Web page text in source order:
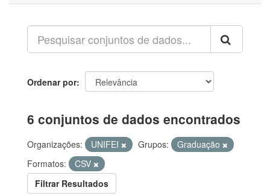
Ordenar por
6 conjuntos de dados encontrados
Organizações: UNIFEI Grupos:
Graduação
Formatos:
CSV
Filtrar Resultados